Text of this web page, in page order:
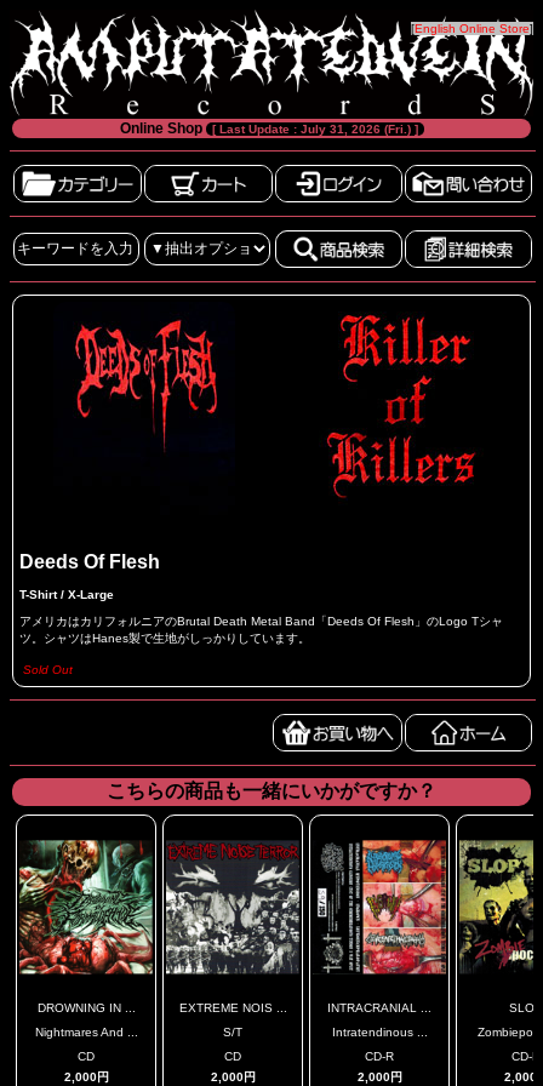
[English Online Store]
Online Shop [ Last Update : July 31, 2026 (Fri.) ]
Deeds Of Flesh
T-Shirt / X-Large
アメリカはカリフォルニアのBrutal Death Metal Band「Deeds Of Flesh」のLogo Tシャ
ツ。シャツはHanes製で生地がしっかりしています。
Sold Out
こちらの商品も一緒にいかがですか？
DROWNING IN ...
Nightmares And ...
CD
2,000円
EXTREME NOIS ...
S/T
CD
2,000円
INTRACRANIAL ...
Intratendinous ...
CD-R
2,000円
SLOP
CD-R
2,000